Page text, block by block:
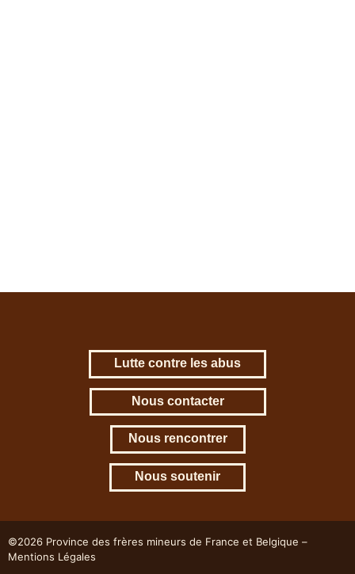
Lutte contre les abus
Nous contacter
Nous rencontrer
Nous soutenir
©2026 Province des frères mineurs de France et Belgique –
Mentions Légales